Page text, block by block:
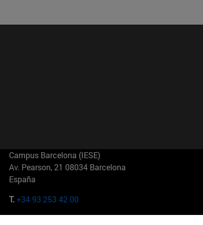
Campus Barcelona (IESE)
Av. Pearson, 21 08034 Barcelona
España
T.+34 93 253 42 00